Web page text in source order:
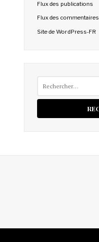
Flux des publications
Flux des commentaires
Site de WordPress-FR